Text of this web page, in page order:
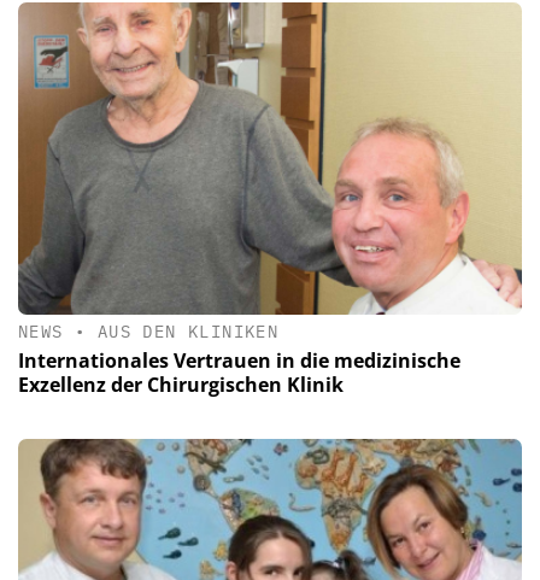
NEWS • AUS DEN KLINIKEN
Internationales Vertrauen in die medizinische
Exzellenz der Chirurgischen Klinik